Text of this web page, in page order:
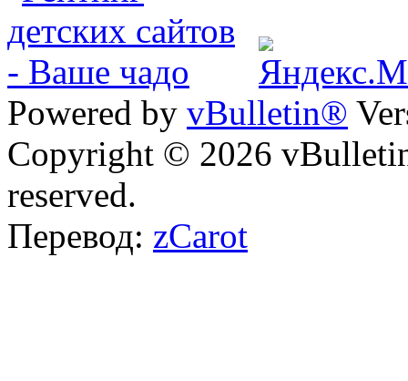
Powered by vBulletin®
Copyright © 2026
reserved.
Перевод: zCarot